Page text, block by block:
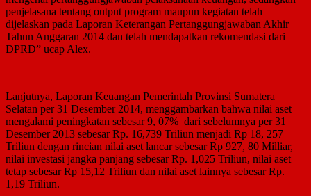
penjelasana tentang output program maupun kegiatan telah
dijelaskan pada Laporan Keterangan Pertanggungjawaban Akhir
Tahun Anggaran 2014 dan telah mendapatkan rekomendasi dari
DPRD” ucap Alex.
Lanjutnya, Laporan Keuangan Pemerintah Provinsi Sumatera
Selatan per 31 Desember 2014, menggambarkan bahwa nilai aset
mengalami peningkatan sebesar 9, 07% dari sebelumnya per 31
Desember 2013 sebesar Rp. 16,739 Triliun menjadi Rp 18, 257
Triliun dengan rincian nilai aset lancar sebesar Rp 927, 80 Milliar,
nilai investasi jangka panjang sebesar Rp. 1,025 Triliun, nilai aset
tetap sebesar Rp 15,12 Triliun dan nilai aset lainnya sebesar Rp.
1,19 Triliun.